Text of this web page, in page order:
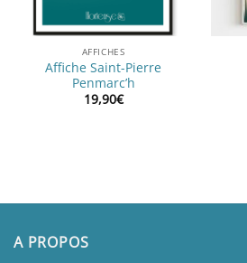
AFFICHES
Affiche Saint-Pierre
Penmarc’h
19,90€
A PROPOS